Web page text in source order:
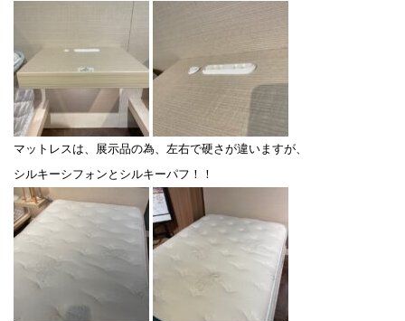
マットレスは、展示品の為、左右で硬さが違いますが、
シルキーシフォンとシルキーパフ！！